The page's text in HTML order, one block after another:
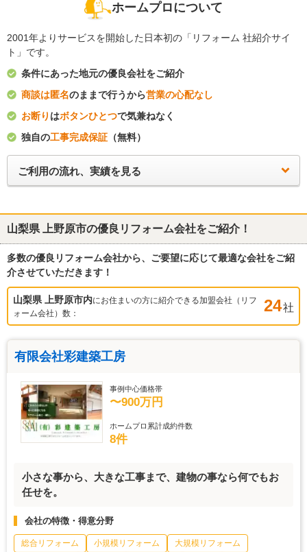
ホームプロについて
2001年よりサービスを開始した日本初の「リフォーム 社紹介サイ
ト」です。
条件にあった地元の優良会社をご紹介
商談は匿名のままで行うから営業の心配なし
お断り はボタンひとつで気兼ねなく
独自の工事完成保証 （無料）
ご利用の流れ、実績を見る
山梨県 上野原市の優良リフォーム会社をご紹介！
多数の優良リフォーム会社から、ご要望に応じて最適な会社をご紹
介させていただきます！
山梨県 上野原市内にお住まいの方に紹介できる加盟会社（リフ
ォーム会社）数：
24社
有限会社彩建築工房
事例中心価格帯
〜900万円
ホームプロ累計成約件数
8件
小さな事から、大きな工事まで、建物の事なら何でもお
任せを。
会社の特徴・得意分野
総合リフォーム 小規模リフォーム
大規模リフォーム